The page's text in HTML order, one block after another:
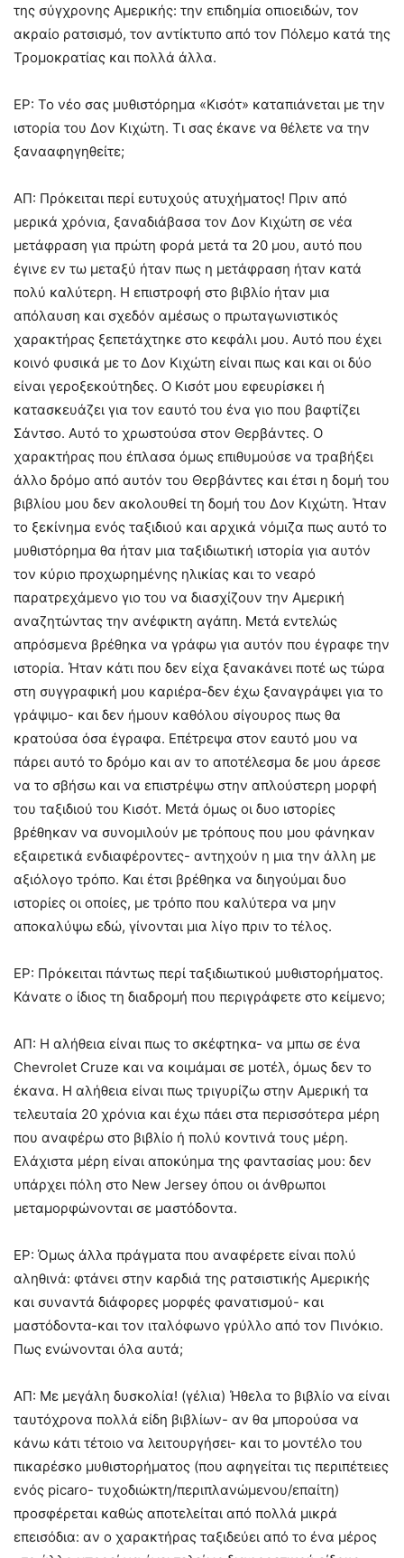
της σύγχρονης Αμερικής: την επιδημία οπιοειδών, τον
ακραίο ρατσισμό, τον αντίκτυπο από τον Πόλεμο κατά της
Τρομοκρατίας και πολλά άλλα.
ΕΡ: Το νέο σας μυθιστόρημα «Κισότ» καταπιάνεται με την
ιστορία του Δον Κιχώτη. Τι σας έκανε να θέλετε να την
ξανααφηγηθείτε;
ΑΠ: Πρόκειται περί ευτυχούς ατυχήματος! Πριν από
μερικά χρόνια, ξαναδιάβασα τον Δον Κιχώτη σε νέα
μετάφραση για πρώτη φορά μετά τα 20 μου, αυτό που
έγινε εν τω μεταξύ ήταν πως η μετάφραση ήταν κατά
πολύ καλύτερη. Η επιστροφή στο βιβλίο ήταν μια
απόλαυση και σχεδόν αμέσως ο πρωταγωνιστικός
χαρακτήρας ξεπετάχτηκε στο κεφάλι μου. Αυτό που έχει
κοινό φυσικά με το Δον Κιχώτη είναι πως και και οι δύο
είναι γεροξεκούτηδες. Ο Κισότ μου εφευρίσκει ή
κατασκευάζει για τον εαυτό του ένα γιο που βαφτίζει
Σάντσο. Αυτό το χρωστούσα στον Θερβάντες. Ο
χαρακτήρας που έπλασα όμως επιθυμούσε να τραβήξει
άλλο δρόμο από αυτόν του Θερβάντες και έτσι η δομή του
βιβλίου μου δεν ακολουθεί τη δομή του Δον Κιχώτη. Ήταν
το ξεκίνημα ενός ταξιδιού και αρχικά νόμιζα πως αυτό το
μυθιστόρημα θα ήταν μια ταξιδιωτική ιστορία για αυτόν
τον κύριο προχωρημένης ηλικίας και το νεαρό
παρατρεχάμενο γιο του να διασχίζουν την Αμερική
αναζητώντας την ανέφικτη αγάπη. Μετά εντελώς
απρόσμενα βρέθηκα να γράφω για αυτόν που έγραφε την
ιστορία. Ήταν κάτι που δεν είχα ξανακάνει ποτέ ως τώρα
στη συγγραφική μου καριέρα-δεν έχω ξαναγράψει για το
γράψιμο- και δεν ήμουν καθόλου σίγουρος πως θα
κρατούσα όσα έγραφα. Επέτρεψα στον εαυτό μου να
πάρει αυτό το δρόμο και αν το αποτέλεσμα δε μου άρεσε
να το σβήσω και να επιστρέψω στην απλούστερη μορφή
του ταξιδιού του Κισότ. Μετά όμως οι δυο ιστορίες
βρέθηκαν να συνομιλούν με τρόπους που μου φάνηκαν
εξαιρετικά ενδιαφέροντες- αντηχούν η μια την άλλη με
αξιόλογο τρόπο. Και έτσι βρέθηκα να διηγούμαι δυο
ιστορίες οι οποίες, με τρόπο που καλύτερα να μην
αποκαλύψω εδώ, γίνονται μια λίγο πριν το τέλος.
ΕΡ: Πρόκειται πάντως περί ταξιδιωτικού μυθιστορήματος.
Κάνατε ο ίδιος τη διαδρομή που περιγράφετε στο κείμενο;
ΑΠ: Η αλήθεια είναι πως το σκέφτηκα- να μπω σε ένα
Chevrolet Cruze και να κοιμάμαι σε μοτέλ, όμως δεν το
έκανα. Η αλήθεια είναι πως τριγυρίζω στην Αμερική τα
τελευταία 20 χρόνια και έχω πάει στα περισσότερα μέρη
που αναφέρω στο βιβλίο ή πολύ κοντινά τους μέρη.
Ελάχιστα μέρη είναι αποκύημα της φαντασίας μου: δεν
υπάρχει πόλη στο New Jersey όπου οι άνθρωποι
μεταμορφώνονται σε μαστόδοντα.
ΕΡ: Όμως άλλα πράγματα που αναφέρετε είναι πολύ
αληθινά: φτάνει στην καρδιά της ρατσιστικής Αμερικής
και συναντά διάφορες μορφές φανατισμού- και
μαστόδοντα-και τον ιταλόφωνο γρύλλο από τον Πινόκιο.
Πως ενώνονται όλα αυτά;
ΑΠ: Με μεγάλη δυσκολία! (γέλια) Ήθελα το βιβλίο να είναι
ταυτόχρονα πολλά είδη βιβλίων- αν θα μπορούσα να
κάνω κάτι τέτοιο να λειτουργήσει- και το μοντέλο του
πικαρέσκο μυθιστορήματος (που αφηγείται τις περιπέτειες
ενός picaro- τυχοδιώκτη/περιπλανώμενου/επαίτη)
προσφέρεται καθώς αποτελείται από πολλά μικρά
επεισόδια: αν ο χαρακτήρας ταξιδεύει από το ένα μέρος